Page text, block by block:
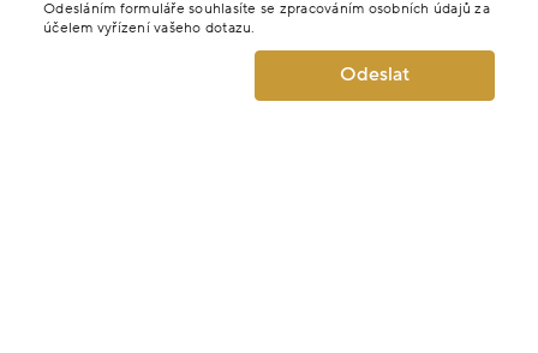
Odesláním formuláře souhlasíte se zpracováním osobních údajů za
účelem vyřízení vašeho dotazu.
Odeslat